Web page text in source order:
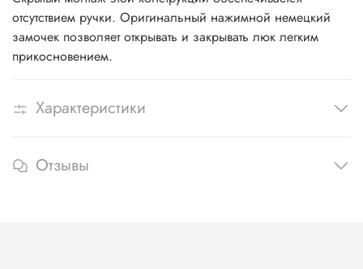
отсутствием ручки. Оригинальный нажимной немецкий
замочек позволяет открывать и закрывать люк легким
прикосновением.
Характеристики
Отзывы